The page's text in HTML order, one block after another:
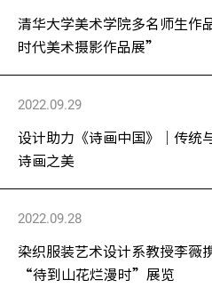
清华大学美术学院多名师生
时代美术摄影作品展”
2022.09.29
设计助力《诗画中国》｜传统
诗画之美
2022.09.28
染织服装艺术设计系教授李薇
“待到山花烂漫时”展览